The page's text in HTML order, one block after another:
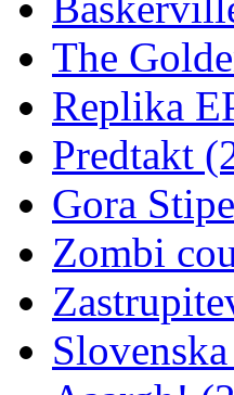
The
Replika
Predtakt
Gora
Zombi